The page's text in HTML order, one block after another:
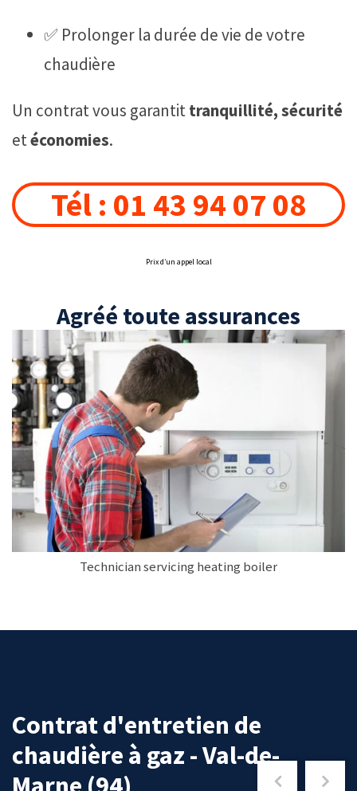
✅ Prolonger la durée de vie de votre
chaudière
Un contrat vous garantittranquillité, sécurité
etéconomies.
Tél : 01 43 94 07 08
Prix d’un appel local
Agréé toute assurances
Technician servicing heating boiler
Contrat d'entretien de
chaudière à gaz - Val-de-